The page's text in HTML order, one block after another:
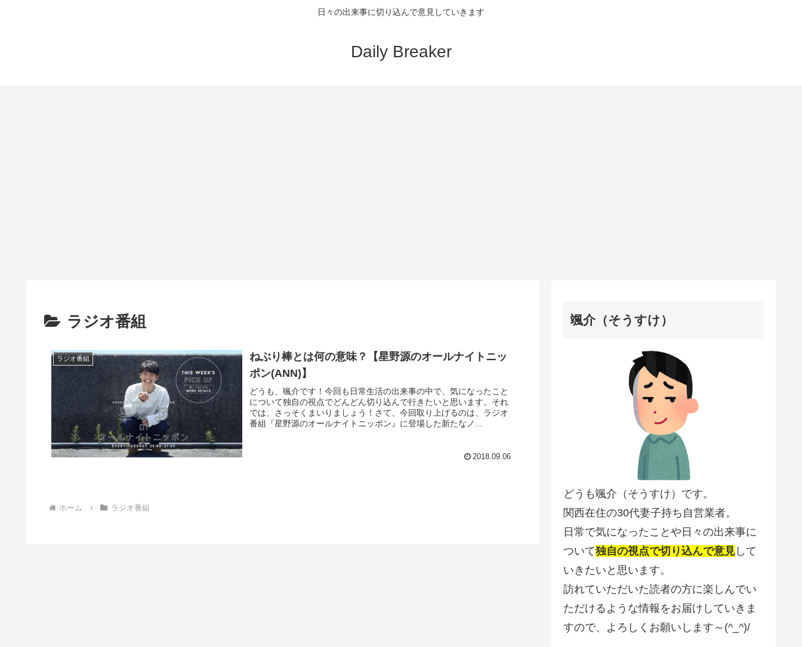
日々の出来事に切り込んで意見していきます
Daily Breaker
ラジオ番組
ラジオ番組
ねぶり棒とは何の意味？【星野源のオールナイトニッ
ポン(ANN)】
どうも、颯介です！今回も日常生活の出来事の中で、気になったこと
について独自の視点でどんどん切り込んで行きたいと思います。それ
では、さっそくまいりましょう！さて、今回取り上げるのは、ラジオ
番組『星野源のオールナイトニッポン』に登場した新たなノ...
2018.09.06
ホーム ラジオ番組
颯介（そうすけ）
どうも颯介（そうすけ）です。
関西在住の30代妻子持ち自営業者。
日常で気になったことや日々の出来事に
ついて独自の視点で切り込んで意見 して
いきたいと思います。
訪れていただいた読者の方に楽しんでい
ただけるような情報をお届けしていきま
すので、よろしくお願いします～(^_^)/